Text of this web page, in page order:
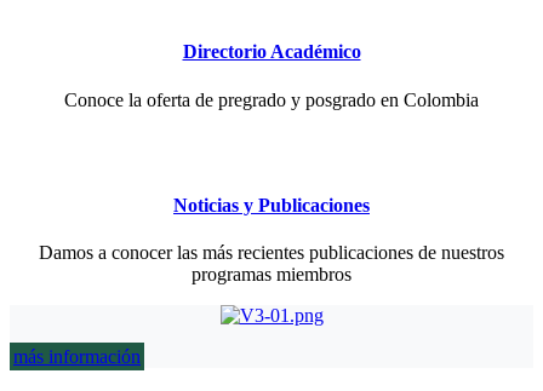
Directorio Académico
Conoce la oferta de pregrado y posgrado en Colombia
Noticias y Publicaciones
Damos a conocer las más recientes publicaciones de nuestros
programas miembros
más información